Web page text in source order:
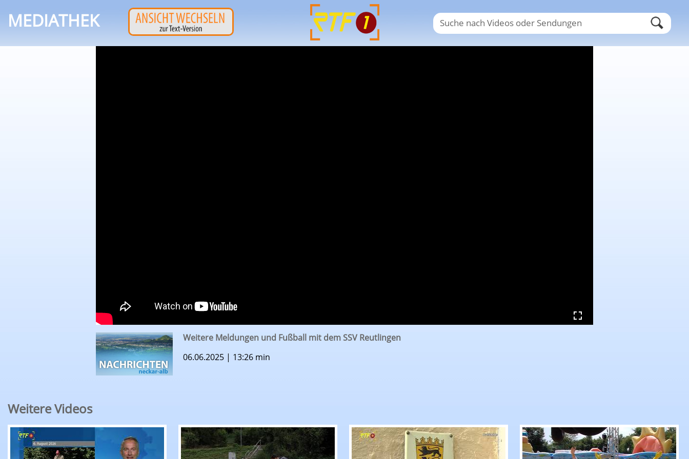
MEDIATHEK
Weitere Meldungen und Fußball mit dem SSV Reutlingen
06.06.2025 | 13:26 min
Weitere Videos
RTF.1-Nachrichten: Sommertrüffeljagd auf der Schwäbischen AlbRTF.1-Nachrichten: Unbekannter schießt auf fahrendes AutoRTF.1-Nachrichten: Thomas Bareiß kündigt politische Auszeit an
RTF.1-Nachrichten: Tigerenten